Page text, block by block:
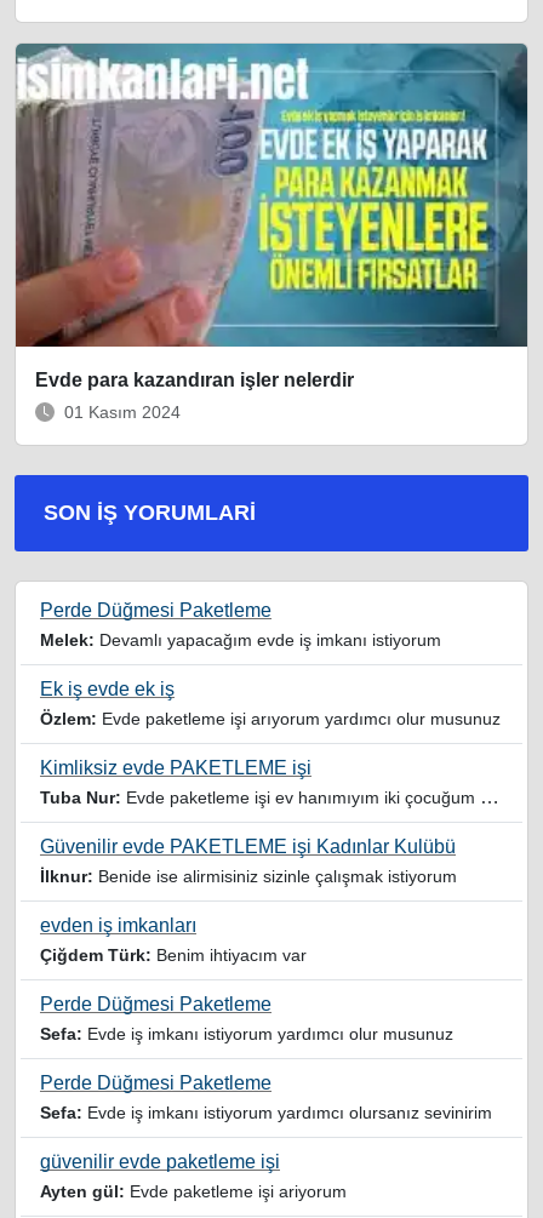
Evde para kazandıran işler nelerdir
01 Kasım 2024
SON İŞ YORUMLARI
Perde Düğmesi Paketleme
Melek: Devamlı yapacağım evde iş imkanı istiyorum
Ek iş evde ek iş
Özlem: Evde paketleme işi arıyorum yardımcı olur musunuz
Kimliksiz evde PAKETLEME işi
Tuba Nur: Evde paketleme işi ev hanımıyım iki çocuğum var yardımcı olursanız sevinirim
Güvenilir evde PAKETLEME işi Kadınlar Kulübü
İlknur: Benide ise alirmisiniz sizinle çalışmak istiyorum
evden iş imkanları
Çiğdem Türk: Benim ihtiyacım var
Perde Düğmesi Paketleme
Sefa: Evde iş imkanı istiyorum yardımcı olur musunuz
Perde Düğmesi Paketleme
Sefa: Evde iş imkanı istiyorum yardımcı olursanız sevinirim
güvenilir evde paketleme işi
Ayten gül: Evde paketleme işi ariyorum